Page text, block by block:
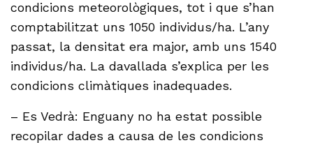
condicions meteorològiques, tot i que s’han
comptabilitzat uns 1050 individus/ha. L’any
passat, la densitat era major, amb uns 1540
individus/ha. La davallada s’explica per les
condicions climàtiques inadequades.
– Es Vedrà: Enguany no ha estat possible
recopilar dades a causa de les condicions